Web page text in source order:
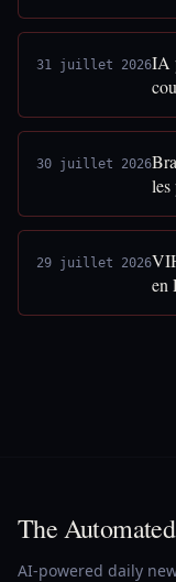
31 juillet 2026IA
30 juillet 2026
les
29 juillet 2026
en
The Automated
AI-powered daily